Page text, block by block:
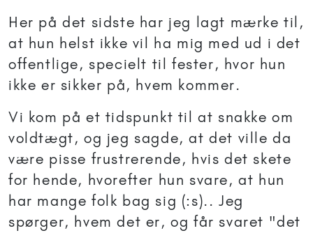
Her på det sidste har jeg lagt mærke til,
at hun helst ikke vil ha mig med ud i det
offentlige, specielt til fester, hvor hun
ikke er sikker på, hvem kommer.
Vi kom på et tidspunkt til at snakke om
voldtægt, og jeg sagde, at det ville da
være pisse frustrerende, hvis det skete
for hende, hvorefter hun svare, at hun
har mange folk bag sig (:s).. Jeg
spørger, hvem det er, og får svaret "det